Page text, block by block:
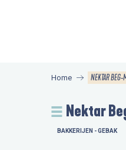
Home NEKTAR BEG-
Nektar
BAKKERIJEN - GEBAK